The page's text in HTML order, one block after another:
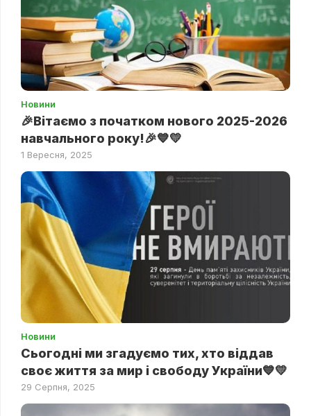
Новини
🎉Вітаємо з початком нового 2025-2026
навчального року!🎉💙💛
1 Вересня, 2025
Новини
Сьогодні ми згадуємо тих, хто віддав
своє життя за мир і свободу України💙💛
29 Серпня, 2025